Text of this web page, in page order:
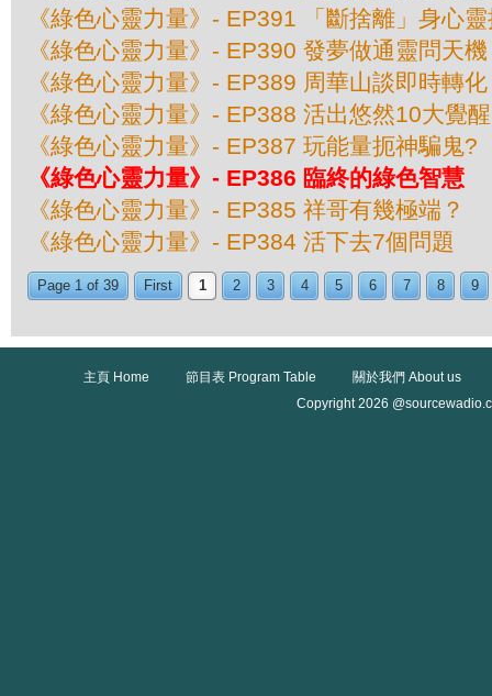
《綠色心靈力量》- EP391 「斷捨離」身心
《綠色心靈力量》- EP390 發夢做通靈問天機
《綠色心靈力量》- EP389 周華山談即時轉化
《綠色心靈力量》- EP388 活出悠然10大覺醒
《綠色心靈力量》- EP387 玩能量扼神騙鬼?
《綠色心靈力量》- EP386 臨終的綠色智慧
《綠色心靈力量》- EP385 祥哥有幾極端？
《綠色心靈力量》- EP384 活下去7個問題
Page 1 of 39 First 1 2 3 4 5 6 7 8 9
主頁 Home 節目表 Program Table
關於我們 About us
Copyright 2026